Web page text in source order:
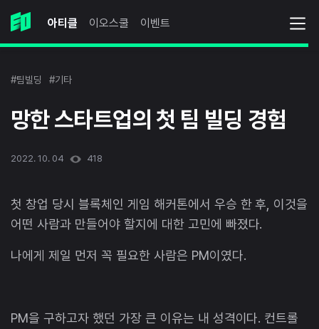
아티클 이오스쿨 이벤트
#팀빌딩 #기타
망한 스타트업의 첫 팀 빌딩 경험
2022. 10. 04 418
첫 창업 당시 블록체인 게임 해커톤에서 우승 한 후, 이것을
어떤 사람과 만들어야 할지에 대한 고민에 빠졌다.
나에게 제일 먼저 꼭 필요한 사람은 PM이였다.
PM을 구하고자 했던 가장 큰 이유는 내 성격이다. 컨트롤